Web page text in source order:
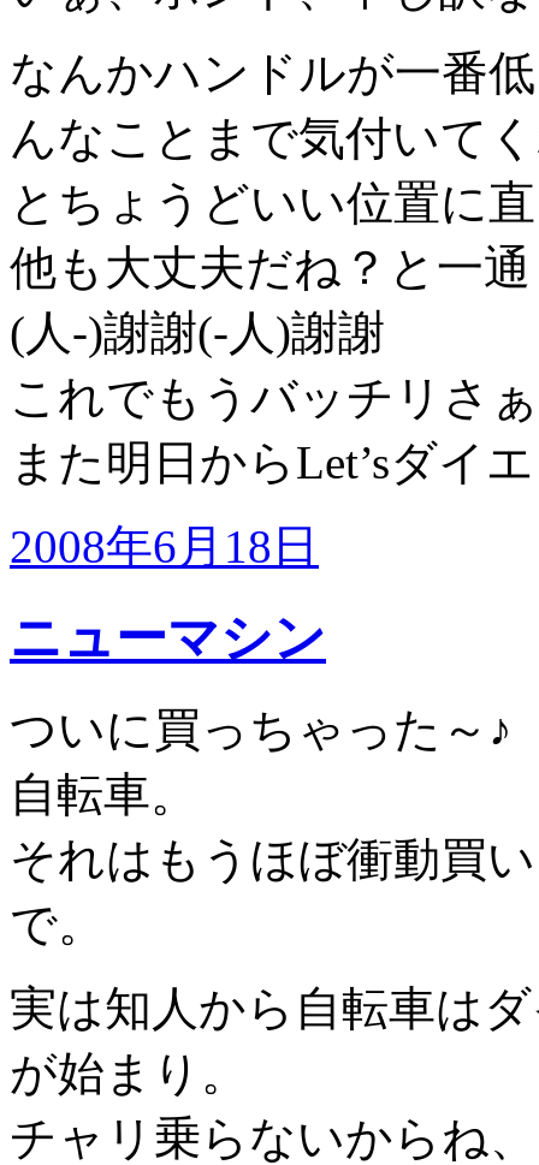
なんかハンドルが一番
んなことまで気付いて
とちょうどいい位置に
他も大丈夫だね？と一
(人-)謝謝(-人)謝謝
これでもうバッチリさ
また明日からLet’sダイ
2008年6月18日
ニューマシン
ついに買っちゃった～♪
自転車。
それはもうほぼ衝動買
で。
実は知人から自転車は
が始まり。
チャリ乗らないからね